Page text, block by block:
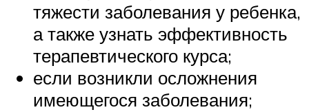
тяжести заболевания у ребенка,
а также узнать эффективность
терапевтического курса;
если возникли осложнения
имеющегося заболевания;